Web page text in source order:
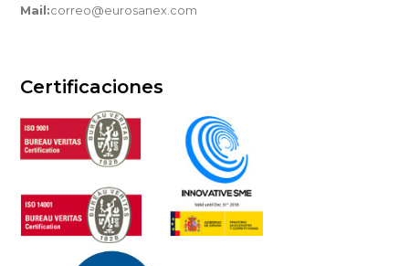
Mail:correo@eurosanex.com
Certificaciones